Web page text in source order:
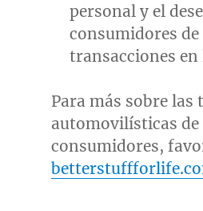
personal y el
consumidores
transacciones en
Para más sobre las
automovilísticas de
consumidores,